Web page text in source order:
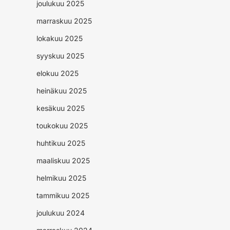
joulukuu 2025
marraskuu 2025
lokakuu 2025
syyskuu 2025
elokuu 2025
heinäkuu 2025
kesäkuu 2025
toukokuu 2025
huhtikuu 2025
maaliskuu 2025
helmikuu 2025
tammikuu 2025
joulukuu 2024